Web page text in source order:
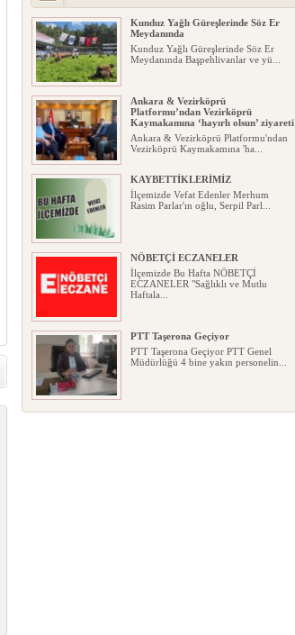
Kunduz Yağlı Güreşlerinde Söz Er
Meydanında
Kunduz Yağlı Güreşlerinde Söz Er
Meydanında Başpehlivanlar ve yü...
Ankara & Vezirköprü
Platformu’ndan Vezirköprü
Kaymakamına ‘hayırlı olsun’ ziyareti
Ankara & Vezirköprü Platformu'ndan
Vezirköprü Kaymakamına 'ha...
KAYBETTİKLERİMİZ
İlçemizde Vefat Edenler Merhum
Rasim Parlar'ın oğlu, Serpil Parl...
NÖBETÇİ ECZANELER
İlçemizde Bu Hafta NÖBETÇİ
ECZANELER "Sağlıklı ve Mutlu
Haftala...
PTT Taşerona Geçiyor
PTT Taşerona Geçiyor PTT Genel
Müdürlüğü 4 bine yakın personelin...
Erhan Parlar vefat etti